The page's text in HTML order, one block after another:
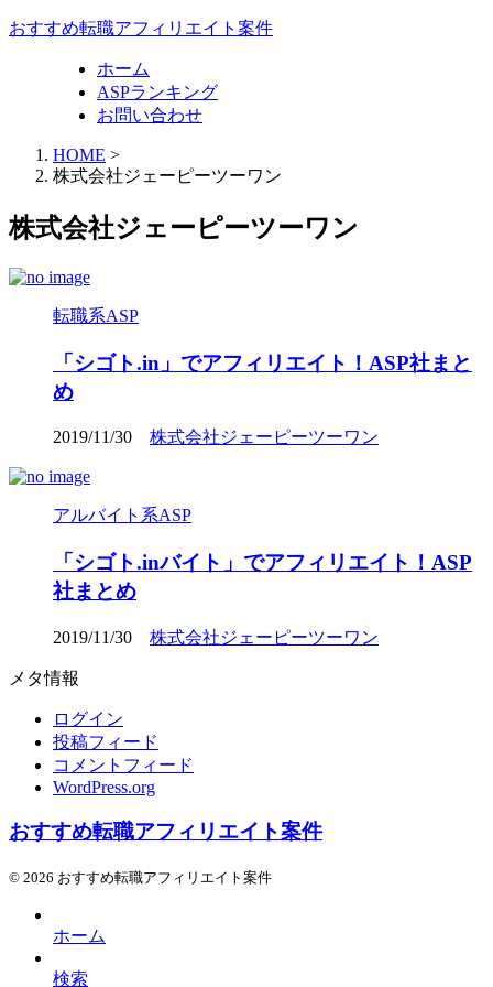
おすすめ転職アフィリエイト案件
ホーム
ASPランキング
お問い合わせ
HOME >
株式会社ジェーピーツーワン
株式会社ジェーピーツーワン
転職系ASP
「シゴト.in」でアフィリエイト！ASP社まと
め
2019/11/30 株式会社ジェーピーツーワン
アルバイト系ASP
「シゴト.inバイト」でアフィリエイト！ASP
社まとめ
2019/11/30 株式会社ジェーピーツーワン
メタ情報
ログイン
投稿フィード
コメントフィード
WordPress.org
おすすめ転職アフィリエイト案件
© 2026 おすすめ転職アフィリエイト案件
ホーム
検索